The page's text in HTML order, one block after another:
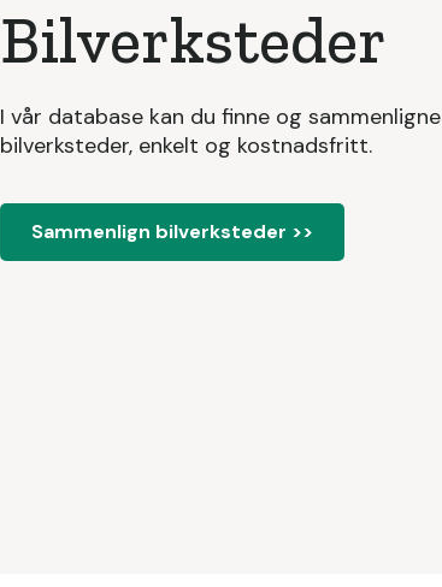
Bilverksteder
I vår database kan du finne og sammenligne
bilverksteder, enkelt og kostnadsfritt.
Sammenlign bilverksteder >>